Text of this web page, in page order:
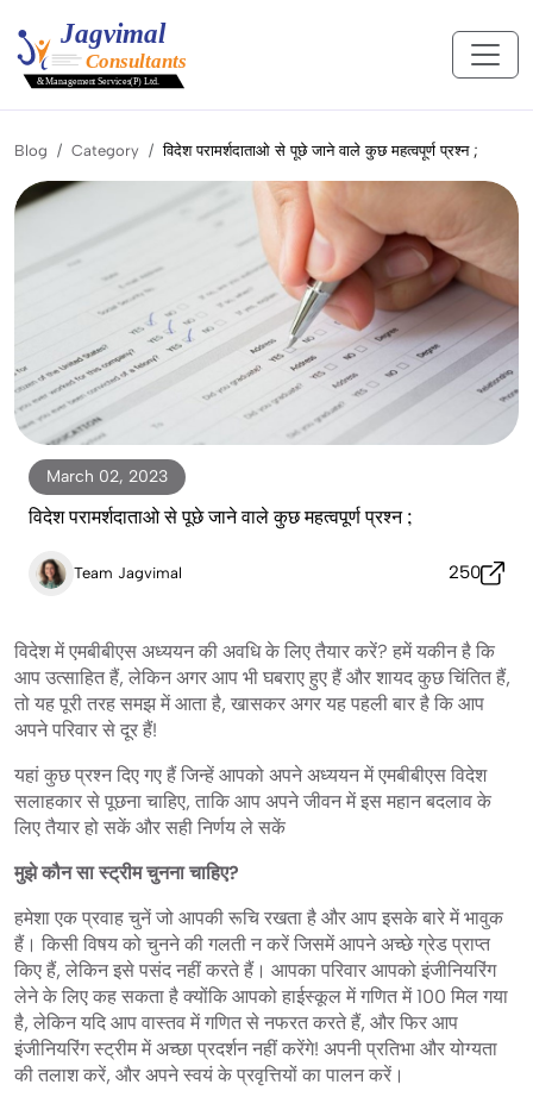
Blog Category विदेश परामर्शदाताओ से पूछे जाने वाले कुछ महत्वपूर्ण प्रश्न ;
March 02, 2023
विदेश परामर्शदाताओ से पूछे जाने वाले कुछ महत्वपूर्ण प्रश्न ;
Team Jagvimal 250
विदेश में एमबीबीएस अध्ययन की अवधि के लिए तैयार करें? हमें यकीन है कि
आप उत्साहित हैं, लेकिन अगर आप भी घबराए हुए हैं और शायद कुछ चिंतित हैं,
तो यह पूरी तरह समझ में आता है, खासकर अगर यह पहली बार है कि आप
अपने परिवार से दूर हैं!
यहां कुछ प्रश्न दिए गए हैं जिन्हें आपको अपने अध्ययन में एमबीबीएस विदेश
सलाहकार से पूछना चाहिए, ताकि आप अपने जीवन में इस महान बदलाव के
लिए तैयार हो सकें और सही निर्णय ले सकें
मुझे कौन सा स्ट्रीम चुनना चाहिए?
हमेशा एक प्रवाह चुनें जो आपकी रूचि रखता है और आप इसके बारे में भावुक
हैं। किसी विषय को चुनने की गलती न करें जिसमें आपने अच्छे ग्रेड प्राप्त
किए हैं, लेकिन इसे पसंद नहीं करते हैं। आपका परिवार आपको इंजीनियरिंग
लेने के लिए कह सकता है क्योंकि आपको हाईस्कूल में गणित में 100 मिल गया
है, लेकिन यदि आप वास्तव में गणित से नफरत करते हैं, और फिर आप
इंजीनियरिंग स्ट्रीम में अच्छा प्रदर्शन नहीं करेंगे! अपनी प्रतिभा और योग्यता
की तलाश करें, और अपने स्वयं के प्रवृत्तियों का पालन करें।